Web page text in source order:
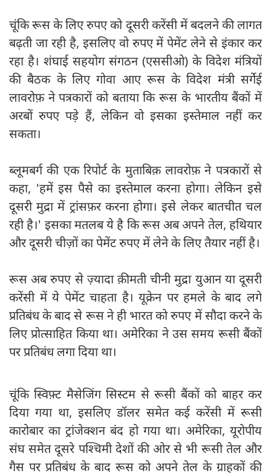
चूंकि रूस के लिए रुपए को दूसरी करेंसी में बदलने की लागत
बढ़ती जा रही है, इसलिए वो रुपए में पेमेंट लेने से इंकार कर
रहा है। शंघाई सहयोग संगठन (एससीओ) के विदेश मंत्रियों
की बैठक के लिए गोवा आए रूस के विदेश मंत्री सर्गेई
लावरोफ़ ने पत्रकारों को बताया कि रूस के भारतीय बैंकों में
अरबों रुपए पड़े हैं, लेकिन वो इसका इस्तेमाल नहीं कर
सकता।
ब्लूमबर्ग की एक रिपोर्ट के मुताबिक़ लावरोफ़ ने पत्रकारों से
कहा, 'हमें इस पैसे का इस्तेमाल करना होगा। लेकिन इसे
दूसरी मुद्रा में ट्रांसफ़र करना होगा। इसे लेकर बातचीत चल
रही है।' इसका मतलब ये है कि रूस अब अपने तेल, हथियार
और दूसरी चीज़ों का पेमेंट रुपए में लेने के लिए तैयार नहीं है।
रूस अब रुपए से ज़्यादा क़ीमती चीनी मुद्रा युआन या दूसरी
करेंसी में ये पेमेंट चाहता है। यूक्रेन पर हमले के बाद लगे
प्रतिबंध के बाद से रूस ने ही भारत को रुपए में सौदा करने के
लिए प्रोत्साहित किया था। अमेरिका ने उस समय रूसी बैंकों
पर प्रतिबंध लगा दिया था।
चूंकि स्विफ़्ट मैसेजिंग सिस्टम से रूसी बैंकों को बाहर कर
दिया गया था, इसलिए डॉलर समेत कई करेंसी में रूसी
कारोबार का ट्रांजेक्शन बंद हो गया था। अमेरिका, यूरोपीय
संघ समेत दूसरे पश्चिमी देशों की ओर से भी रूसी तेल और
गैस पर प्रतिबंध के बाद रूस को अपने तेल के ग्राहकों की